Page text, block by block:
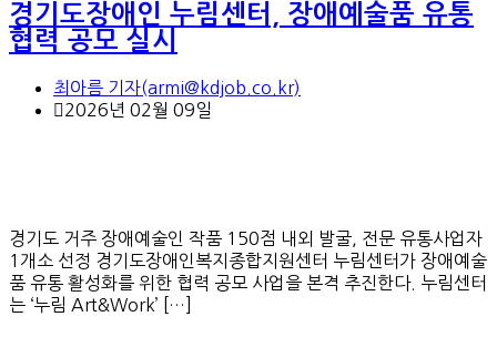
경기도장애인 누림센터, 장애예술품 유통
협력 공모 실시
최아름 기자(armi@kdjob.co.kr)
2026년 02월 09일
경기도 거주 장애예술인 작품 150점 내외 발굴, 전문 유통사업자
1개소 선정 경기도장애인복지종합지원센터 누림센터가 장애예술
품 유통 활성화를 위한 협력 공모 사업을 본격 추진한다. 누림센터
는 ‘누림 Art&Work’ […]